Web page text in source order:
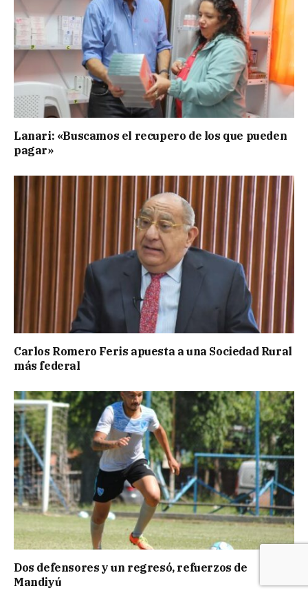
Lanari: «Buscamos el recupero de los que pueden
pagar»
Carlos Romero Feris apuesta a una Sociedad Rural
más federal
Dos defensores y un regresó, refuerzos de
Mandiyú